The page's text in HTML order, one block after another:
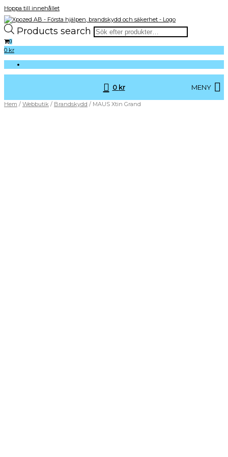
Hoppa till innehållet
Xpozed AB – Första hjälpen, brandskydd och
säkerhet
HLR – Första Hjälpen – Brandskydd – Krishantering –
Kurser – Produkter – Föreläsningar – Konsultation
Products search
0
0 kr
0 kr MENY
Hem / Webbutik / Brandskydd / MAUS Xtin Grand